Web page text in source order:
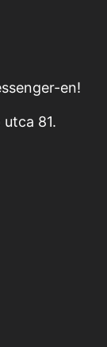
en!
utca 81.